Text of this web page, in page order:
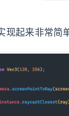
起来非常简单